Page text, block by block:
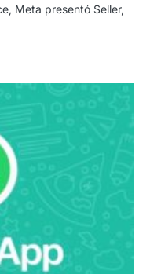
Meta presentó Seller,